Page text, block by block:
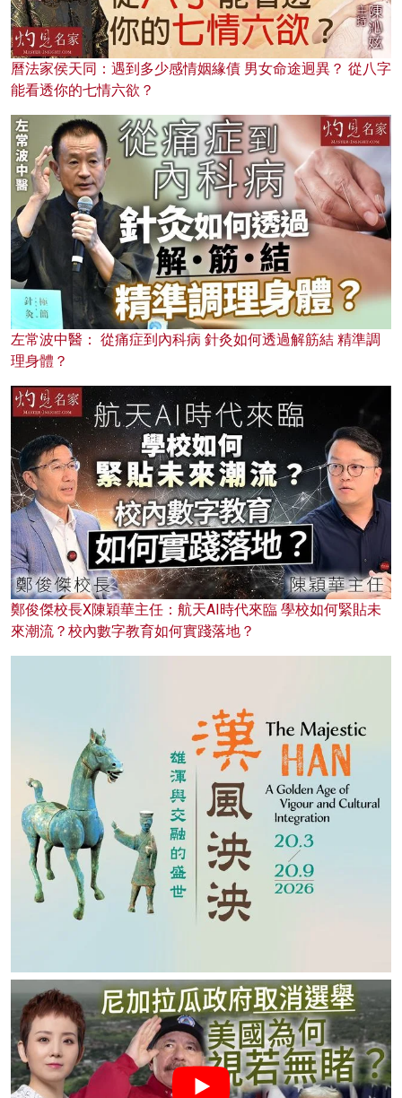
曆法家侯天同：遇到多少感情姻緣債 男女命途迥異？ 從八字
能看透你的七情六欲？
左常波中醫： 從痛症到內科病 針灸如何透過解筋結 精準調
理身體？
鄭俊傑校長X陳穎華主任：航天AI時代來臨 學校如何緊貼未
來潮流？校內數字教育如何實踐落地？